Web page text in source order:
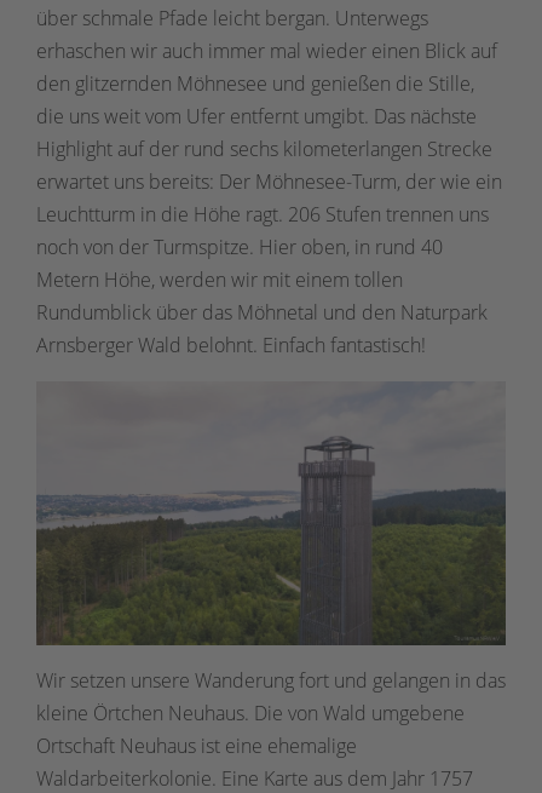
über schmale Pfade leicht bergan. Unterwegs
erhaschen wir auch immer mal wieder einen Blick auf
den glitzernden Möhnesee und genießen die Stille,
die uns weit vom Ufer entfernt umgibt. Das nächste
Highlight auf der rund sechs kilometerlangen Strecke
erwartet uns bereits: Der Möhnesee-Turm, der wie ein
Leuchtturm in die Höhe ragt. 206 Stufen trennen uns
noch von der Turmspitze. Hier oben, in rund 40
Metern Höhe, werden wir mit einem tollen
Rundumblick über das Möhnetal und den Naturpark
Arnsberger Wald belohnt. Einfach fantastisch!
Wir setzen unsere Wanderung fort und gelangen in das
kleine Örtchen Neuhaus. Die von Wald umgebene
Ortschaft Neuhaus ist eine ehemalige
Waldarbeiterkolonie. Eine Karte aus dem Jahr 1757